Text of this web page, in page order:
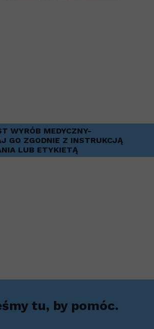
WYRÓB MEDYCZNY-
GO ZGODNIE Z INSTRUKCJĄ
LUB ETYKIETĄ
tu, by pomóc.